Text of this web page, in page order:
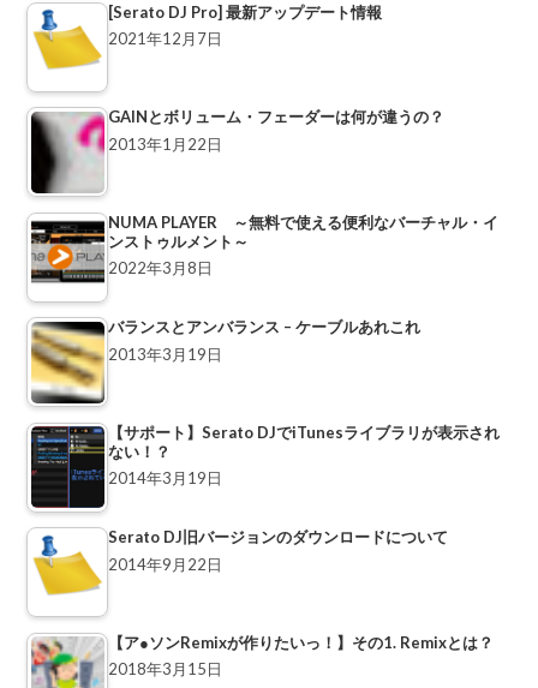
[Serato DJ Pro] 最新アップデート情報
2021年12月7日
GAINとボリューム・フェーダーは何が違うの？
2013年1月22日
NUMA PLAYER ～無料で使える便利なバーチャル・イ
ンストゥルメント～
2022年3月8日
バランスとアンバランス – ケーブルあれこれ
2013年3月19日
【サポート】Serato DJでiTunesライブラリが表示され
ない！？
2014年3月19日
Serato DJ旧バージョンのダウンロードについて
2014年9月22日
【ア●ソンRemixが作りたいっ！】その1. Remixとは？
2018年3月15日